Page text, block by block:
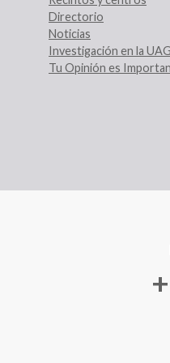
Directorio
Noticias
Investigación en la
Tu Opinión es